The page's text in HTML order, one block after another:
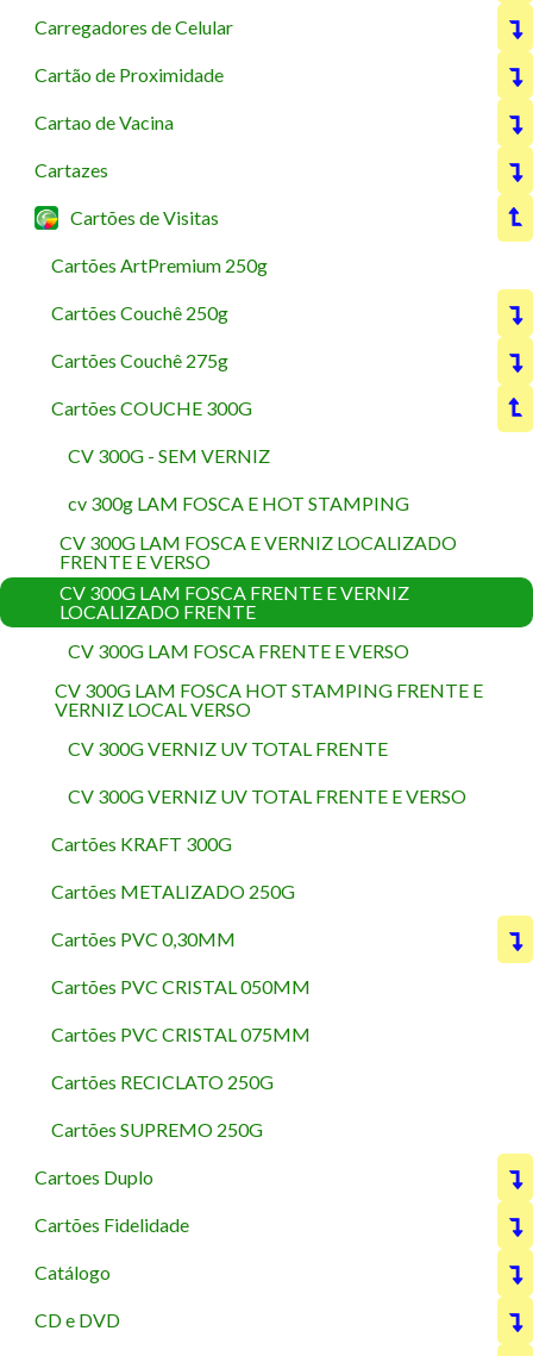
Carregadores de Celular
Cartão de Proximidade
Cartao de Vacina
Cartazes
Cartões de Visitas
Cartões ArtPremium 250g
Cartões Couchê 250g
Cartões Couchê 275g
Cartões COUCHE 300G
CV 300G - SEM VERNIZ
cv 300g LAM FOSCA E HOT STAMPING
CV 300G LAM FOSCA E VERNIZ LOCALIZADO
FRENTE E VERSO
CV 300G LAM FOSCA FRENTE E VERNIZ
LOCALIZADO FRENTE
CV 300G LAM FOSCA FRENTE E VERSO
CV 300G LAM FOSCA HOT STAMPING FRENTE E
VERNIZ LOCAL VERSO
CV 300G VERNIZ UV TOTAL FRENTE
CV 300G VERNIZ UV TOTAL FRENTE E VERSO
Cartões KRAFT 300G
Cartões METALIZADO 250G
Cartões PVC 0,30MM
Cartões PVC CRISTAL 050MM
Cartões PVC CRISTAL 075MM
Cartões RECICLATO 250G
Cartões SUPREMO 250G
Cartoes Duplo
Cartões Fidelidade
Catálogo
CD e DVD